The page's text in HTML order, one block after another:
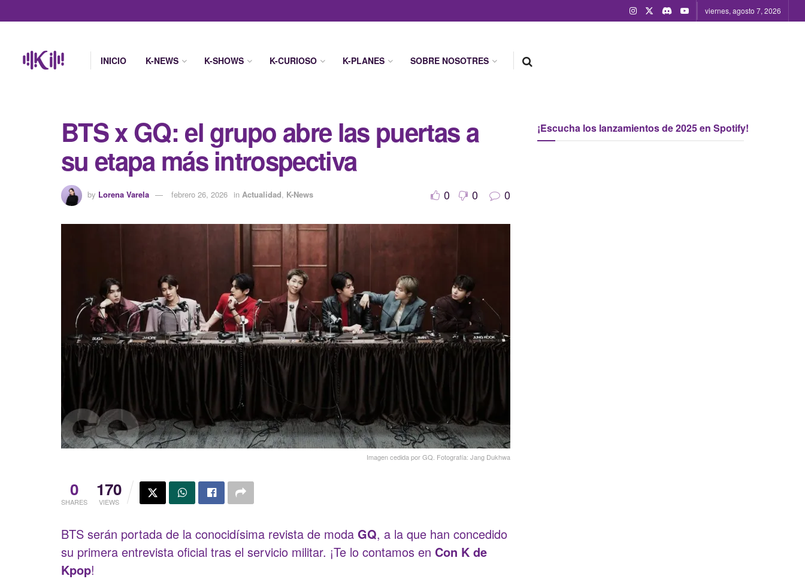
viernes, agosto 7, 2026
INICIO K-NEWS K-SHOWS K-CURIOSO K-PLANES SOBRE NOSOTRES
BTS x GQ: el grupo abre las puertas a
su etapa más introspectiva
by Lorena Varela febrero 26, 2026 in Actualidad, K-News 0 0 0
Imagen cedida por GQ. Fotografía: Jang Dukhwa
0
SHARES
170
VIEWS
BTS serán portada de la conocidísima revista de moda GQ, a la que han concedido
su primera entrevista oficial tras el servicio militar. ¡Te lo contamos en Con K de
Kpop!
¡Escucha los lanzamientos de 2025 en Spotify!